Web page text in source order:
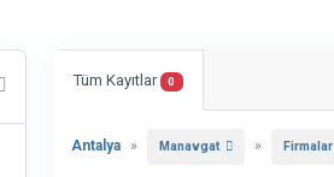
Tüm Kayıtlar 0
Antalya » Manavgat » Firmalar